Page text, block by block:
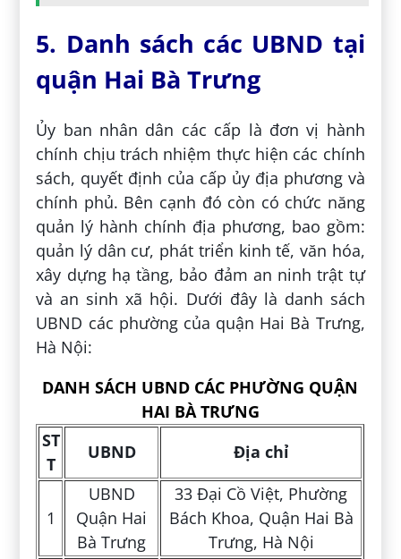
5. Danh sách các UBND tại
quận Hai Bà Trưng
Ủy ban nhân dân các cấp là đơn vị hành
chính chịu trách nhiệm thực hiện các chính
sách, quyết định của cấp ủy địa phương và
chính phủ. Bên cạnh đó còn có chức năng
quản lý hành chính địa phương, bao gồm:
quản lý dân cư, phát triển kinh tế, văn hóa,
xây dựng hạ tầng, bảo đảm an ninh trật tự
và an sinh xã hội. Dưới đây là danh sách
UBND các phường của quận Hai Bà Trưng,
Hà Nội:
DANH SÁCH UBND CÁC PHƯỜNG QUẬN
HAI BÀ TRƯNG
ST
T
UBND Địa chỉ
1
UBND
Quận Hai
Bà Trưng
33 Đại Cồ Việt, Phường
Bách Khoa, Quận Hai Bà
Trưng, Hà Nội